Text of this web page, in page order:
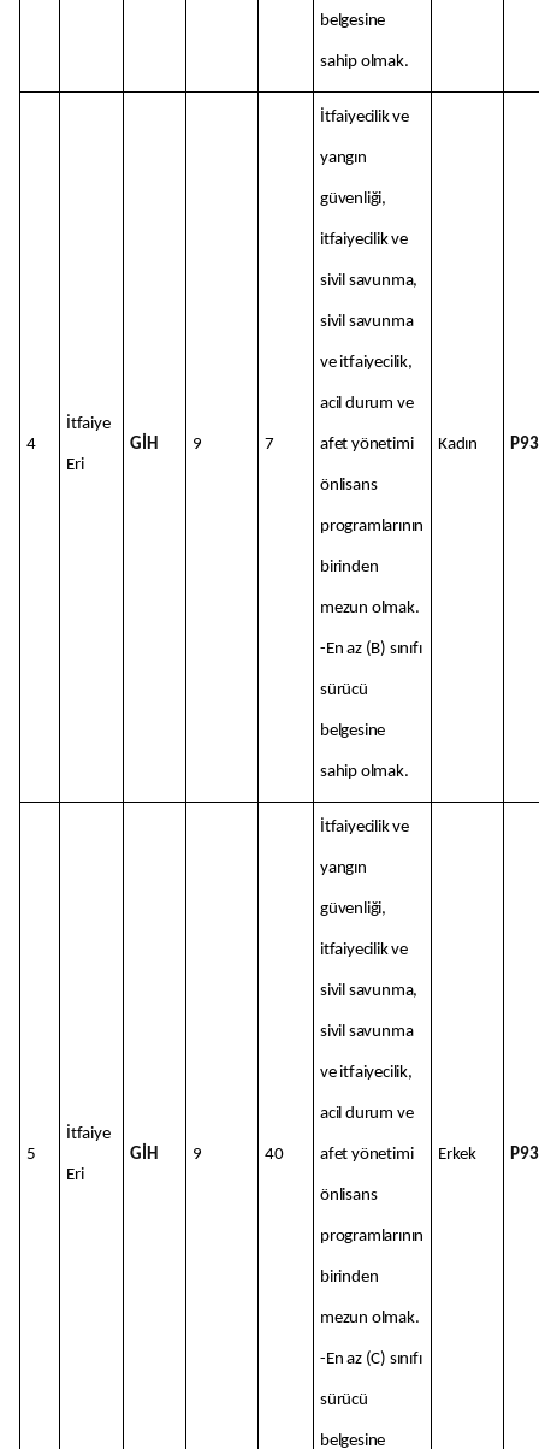
belgesine
sahip olmak.
4
İtfaiye
Eri
GİH 9 7
İtfaiyecilik ve
yangın
güvenliği,
itfaiyecilik ve
sivil savunma,
sivil savunma
ve itfaiyecilik,
acil durum ve
afet yönetimi
önlisans
programlarının
birinden
mezun olmak.
-En az (B) sınıfı
sürücü
belgesine
sahip olmak.
Kadın P93
5
İtfaiye
Eri
GİH 9 40
İtfaiyecilik ve
yangın
güvenliği,
itfaiyecilik ve
sivil savunma,
sivil savunma
ve itfaiyecilik,
acil durum ve
afet yönetimi
önlisans
programlarının
birinden
mezun olmak.
-En az (C) sınıfı
sürücü
belgesine
Erkek P93